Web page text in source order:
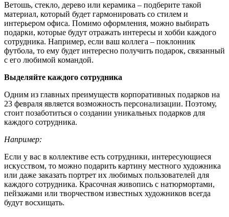
Ветошь, стекло, дерево или керамика – подберите такой
материал, который будет гармонировать со стилем и
интерьером офиса. Помимо оформления, можно выбирать
подарки, которые будут отражать интересы и хобби каждого
сотрудника. Например, если ваш коллега – поклонник
футбола, то ему будет интересно получить подарок, связанный
с его любимой командой.
Выделяйте каждого сотрудника
Одним из главных преимуществ корпоративных подарков на
23 февраля является возможность персонализации. Поэтому,
стоит позаботиться о создании уникальных подарков для
каждого сотрудника.
Например:
Если у вас в коллективе есть сотрудники, интересующиеся
искусством, то можно подарить картину местного художника
или даже заказать портрет их любимых пользователей для
каждого сотрудника. Красочная живопись с натюрмортами,
пейзажами или творчеством известных художников всегда
будут восхищать.